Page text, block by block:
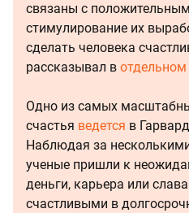
связаны с
стимулирование их
сделать человека
рассказывал в
Одно из самых
счастья ведется в
Наблюдая за
ученые пришли к
деньги, карьера или
счастливыми в